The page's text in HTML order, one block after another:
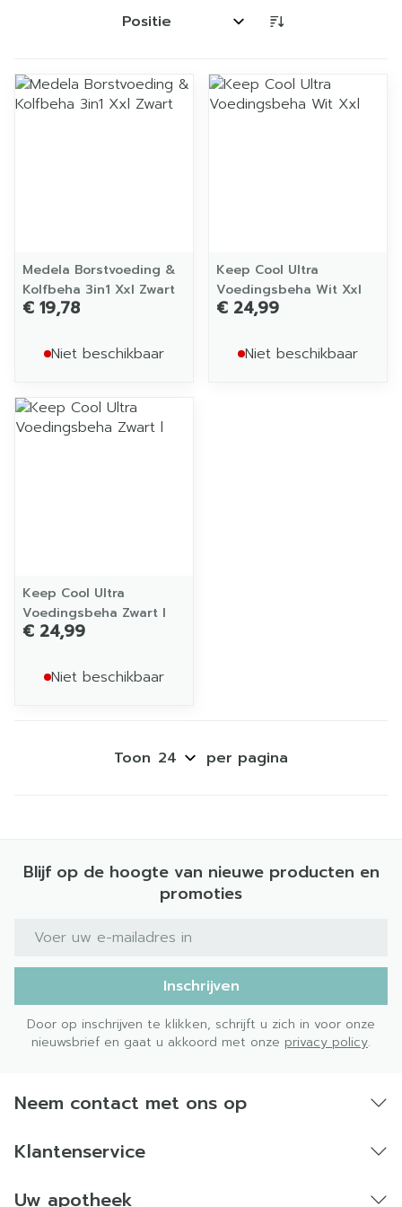
Sorteer op:
Medela Borstvoeding &
Kolfbeha 3in1 Xxl Zwart
€ 19,78
Niet beschikbaar
Keep Cool Ultra
Voedingsbeha Wit Xxl
€ 24,99
Niet beschikbaar
Keep Cool Ultra
Voedingsbeha Zwart l
€ 24,99
Niet beschikbaar
Toon per pagina
Blijf op de hoogte van nieuwe producten en
promoties
E-mail adres
Inschrijven
Door op inschrijven te klikken, schrijft u zich in voor onze
nieuwsbrief en gaat u akkoord met onze privacy policy.
Neem contact met ons op
Klantenservice
Uw apotheek